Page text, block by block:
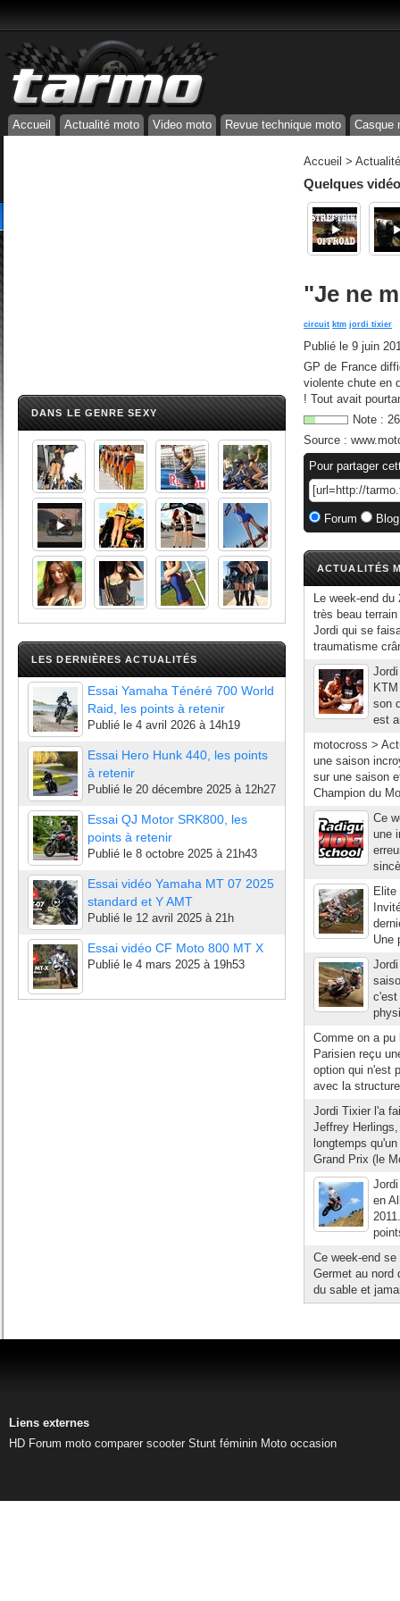
Accueil Actualité moto Video moto Revue technique moto Casque
DANS LE GENRE SEXY
LES DERNIÈRES ACTUALITÉS
Essai Yamaha Ténéré 700 World
Raid, les points à retenir
Publié le 4 avril 2026 à 14h19
Essai Hero Hunk 440, les points
à retenir
Publié le 20 décembre 2025 à 12h27
Essai QJ Motor SRK800, les
points à retenir
Publié le 8 octobre 2025 à 21h43
Essai vidéo Yamaha MT 07 2025
standard et Y AMT
Publié le 12 avril 2025 à 21h
Essai vidéo CF Moto 800 MT X
Publié le 4 mars 2025 à 19h53
Accueil >
Quelques
"Je ne
circuit ktm jordi tixier
Publié le 9 juin
GP de France
violente chute en
! Tout avait
Note : 26
Source :
Pour partager
Forum
ACTUALITÉS
Le week-end
très beau
Jordi qui se
traumatisme
son
est
motocross >
une saison
sur une saison
Champion du
Ce
une
Une
c'est
Comme on a pu
Parisien reçu
option qui n'est
avec la
Jordi Tixier l'a
Jeffrey
longtemps
Grand Prix (le
en
Ce week-end
Germet au nord
du sable et
Liens externes
HD Forum moto comparer scooter Stunt féminin Moto occasion